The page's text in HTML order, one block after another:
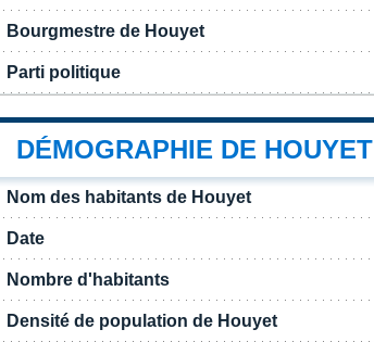
Bourgmestre de Houyet
Parti politique
DÉMOGRAPHIE DE HOUYET
Nom des habitants de Houyet
Date
Nombre d'habitants
Densité de population de Houyet